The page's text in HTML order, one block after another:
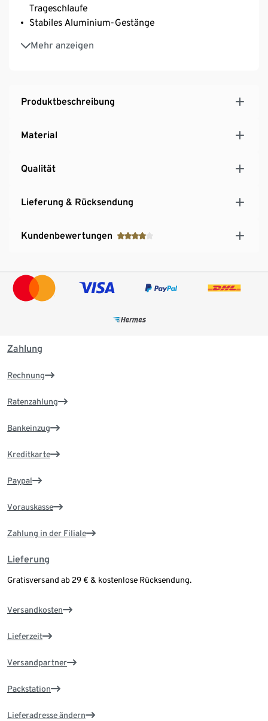
Trageschlaufe
Stabiles Aluminium-Gestänge
Mehr anzeigen
Inkl. Schutzhülle
Dezenter Statement-Print auf Schirmdach und
Produktbeschreibung
Material
Qualität
Lieferung & Rücksendung
Kundenbewertungen
Zahlung
Rechnung
Ratenzahlung
Bankeinzug
Kreditkarte
Paypal
Vorauskasse
Zahlung in der Filiale
Lieferung
Gratisversand ab 29 € & kostenlose Rücksendung.
Versandkosten
Lieferzeit
Versandpartner
Packstation
Lieferadresse ändern